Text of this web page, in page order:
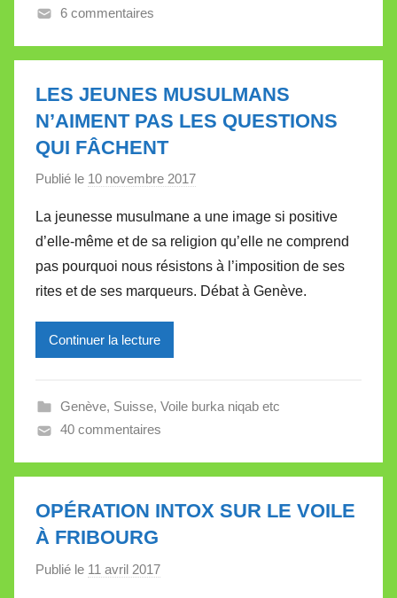
e
t
e
6 commentaires
LES JEUNES MUSULMANS
N’AIMENT PAS LES QUESTIONS
QUI FÂCHENT
Publié le 10 novembre 2017
r
M
i
e
l
l
La jeunesse musulmane a une image si positive
d’elle-même et de sa religion qu’elle ne comprend
pas pourquoi nous résistons à l’imposition de ses
rites et de ses marqueurs. Débat à Genève.
Continuer la lecture
Genève, Suisse, Voile burka niqab etc
40 commentaires
OPÉRATION INTOX SUR LE VOILE
À FRIBOURG
Publié le 11 avril 2017